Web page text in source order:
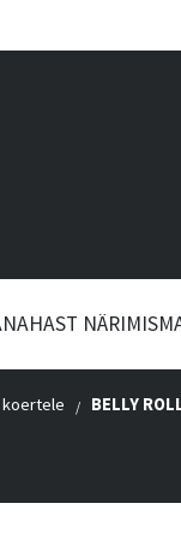
koertele BELLY